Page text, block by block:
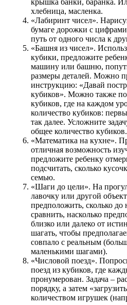
крышка банки, баранка.
хлебница, масленка.
«Лабиринт чисел».
бумаге дорожки с
путь от одного числа к
«Башня из чисел».
кубики, предложите
машину или башню,
размеры деталей. Можно
инструкцию: «Давай
кубиков». Можно также
кубиков, где на каждом
количество кубиков:
так далее. Усложните
общее количество кубиков.
«Математика на кухне».
отличная возможность
предложите ребенку
подсчитать, сколько
семью.
«Шаги до цели». На
лавочку или другой
предположить, сколько до
сравнить, насколько
близко или далеко от
шагать, чтобы
совпало с реальным
маленькими шагами).
«Числовой поезд».
поезд из кубиков, где
пронумерован. Задача –
порядку, а затем
количеством игрушек